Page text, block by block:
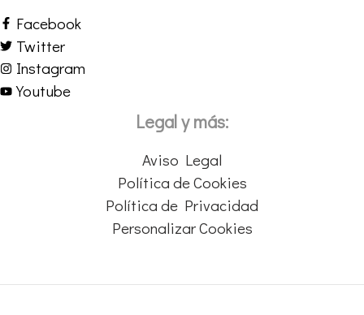
Facebook
Twitter
Instagram
Youtube
Legal y más:
Aviso Legal
Política de Cookies
Política de Privacidad
Personalizar Cookies